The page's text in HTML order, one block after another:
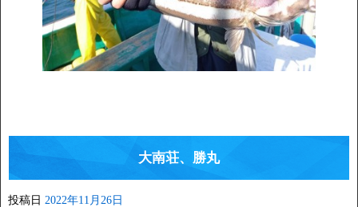
大南荘、勝丸
投稿日 2022年11月26日